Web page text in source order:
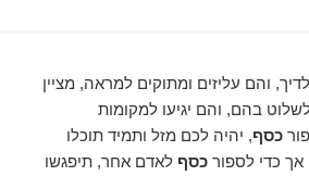
והם עליזים ומתוקים למראה, מציין
בהם, והם יגיעו למקומות
כסף, יהיה לכם מזל ותמיד תוכלו
כדי לספורכסף לאדם אחר, תיפגשו